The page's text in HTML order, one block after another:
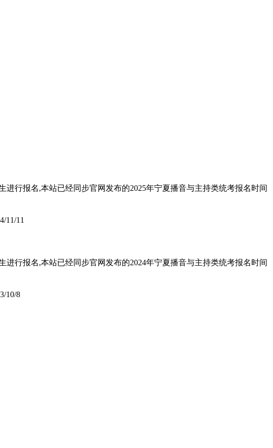
行报名,本站已经同步官网发布的2025年宁夏播音与主持类统考报名时间
11/11
行报名,本站已经同步官网发布的2024年宁夏播音与主持类统考报名时间
10/8